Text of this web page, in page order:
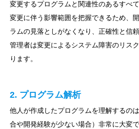
変更するプログラムと関連性のあるすべ
変更に伴う影響範囲を把握できるため、
ラムの見落としがなくなり、正確性と信
管理者は変更によるシステム障害のリス
ります。
2. プログラム解析
他人が作成したプログラムを理解するの
合や開発経験が少ない場合）非常に大変